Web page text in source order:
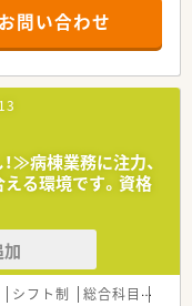
までのシフトで夜勤無
スメです！
せんし、もしあった場
病棟業務など
るので、丁寧に教えて頂
剤師もご安心頂ける環
お問い合わせ
≫病棟業務に注力、
る環境です。資格
シフト制 総合科目